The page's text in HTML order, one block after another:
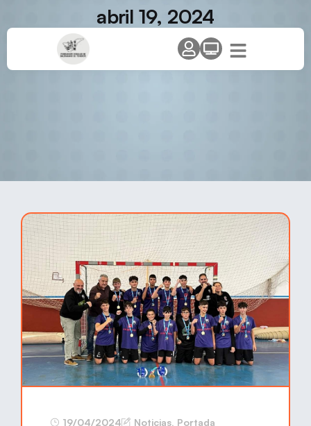
abril 19, 2024
19/04/2024 Noticias, Portada